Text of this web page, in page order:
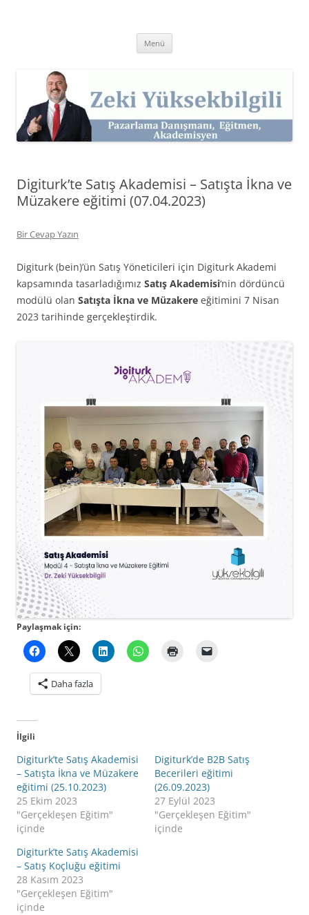
Kişisel Web Sitesi.
Menü
Digiturk’te Satış Akademisi – Satışta İkna ve
Müzakere eğitimi (07.04.2023)
Bir Cevap Yazın
Digiturk (bein)’ün Satış Yöneticileri için Digiturk Akademi
kapsamında tasarladığımız Satış Akademisi‘nin dördüncü
modülü olan Satışta İkna ve Müzakere eğitimini 7 Nisan
2023 tarihinde gerçekleştirdik.
Paylaşmak için:
Daha fazla
İlgili
Digiturk’te Satış Akademisi
– Satışta İkna ve Müzakere
eğitimi (25.10.2023)
25 Ekim 2023
"Gerçekleşen Eğitim"
içinde
Digiturk’de B2B Satış
Becerileri eğitimi
(26.09.2023)
27 Eylül 2023
"Gerçekleşen Eğitim"
içinde
Digiturk’te Satış Akademisi
– Satış Koçluğu eğitimi
28 Kasım 2023
"Gerçekleşen Eğitim"
içinde